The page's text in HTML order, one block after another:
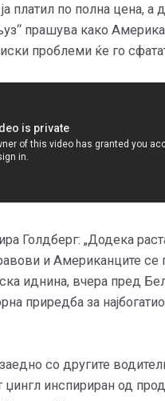
платил по полна цена, а
прашува како
проблеми ќе го
Голдберг: „Додека
и Американците се
иднина, вчера пред
приредба за
со другите
џингл инспириран од